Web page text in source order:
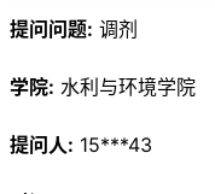
提问问题: 调剂
学院: 水利与环境学院
提问人: 15***43